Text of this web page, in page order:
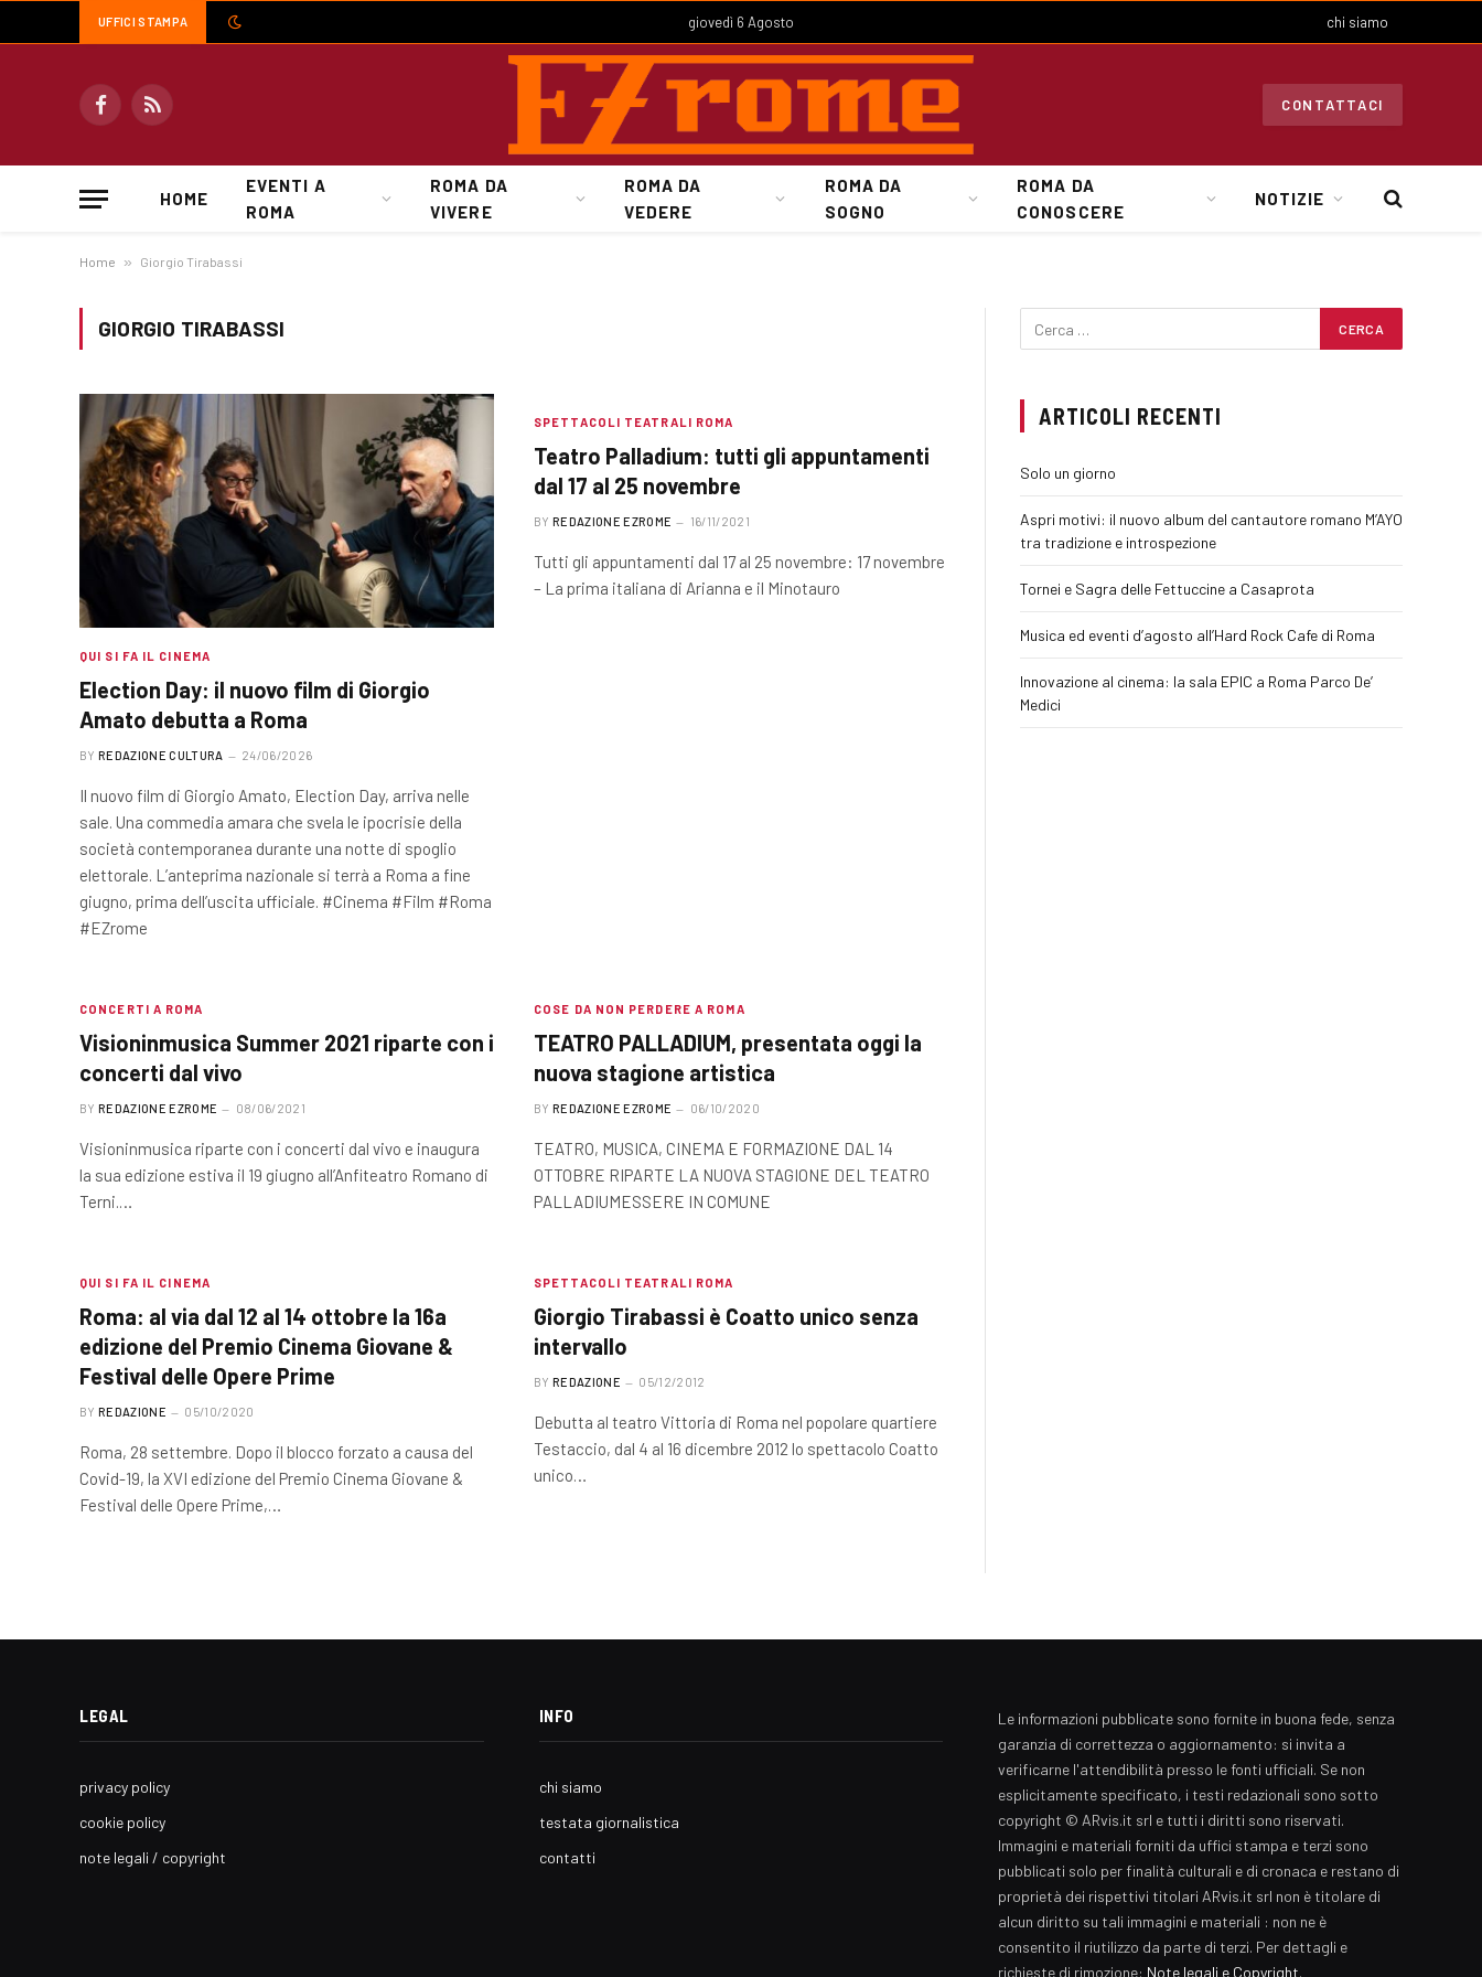
UFFICI STAMPA giovedì 6 Agosto chi siamo
FacebookRSS
CONTATTACI
HOME
EVENTI A
ROMA
ROMA DA
VIVERE
ROMA DA
VEDERE
ROMA DA
SOGNO
ROMA DA
CONOSCERE
NOTIZIE
Home » Giorgio Tirabassi
GIORGIO TIRABASSI
QUI SI FA IL CINEMA
Election Day: il nuovo film di Giorgio
Amato debutta a Roma
BY REDAZIONE CULTURA 24/06/2026
Il nuovo film di Giorgio Amato, Election Day, arriva nelle
sale. Una commedia amara che svela le ipocrisie della
società contemporanea durante una notte di spoglio
elettorale. L’anteprima nazionale si terrà a Roma a fine
giugno, prima dell’uscita ufficiale. #Cinema #Film #Roma
#EZrome
SPETTACOLI TEATRALI ROMA
Teatro Palladium: tutti gli appuntamenti
dal 17 al 25 novembre
BY REDAZIONE EZROME 16/11/2021
Tutti gli appuntamenti dal 17 al 25 novembre: 17 novembre
– La prima italiana di Arianna e il Minotauro
CONCERTI A ROMA
Visioninmusica Summer 2021 riparte con i
concerti dal vivo
BY REDAZIONE EZROME 08/06/2021
Visioninmusica riparte con i concerti dal vivo e inaugura
la sua edizione estiva il 19 giugno all’Anfiteatro Romano di
Terni.…
COSE DA NON PERDERE A ROMA
TEATRO PALLADIUM, presentata oggi la
nuova stagione artistica
BY REDAZIONE EZROME 06/10/2020
TEATRO, MUSICA, CINEMA E FORMAZIONE DAL 14
OTTOBRE RIPARTE LA NUOVA STAGIONE DEL TEATRO
PALLADIUMESSERE IN COMUNE
QUI SI FA IL CINEMA
Roma: al via dal 12 al 14 ottobre la 16a
edizione del Premio Cinema Giovane &
Festival delle Opere Prime
BY REDAZIONE 05/10/2020
Roma, 28 settembre. Dopo il blocco forzato a causa del
Covid-19, la XVI edizione del Premio Cinema Giovane &
Festival delle Opere Prime,…
SPETTACOLI TEATRALI ROMA
Giorgio Tirabassi è Coatto unico senza
intervallo
BY REDAZIONE 05/12/2012
Debutta al teatro Vittoria di Roma nel popolare quartiere
Testaccio, dal 4 al 16 dicembre 2012 lo spettacolo Coatto
unico…
ARTICOLI RECENTI
Solo un giorno
Aspri motivi: il nuovo album del cantautore romano M’AYO
tra tradizione e introspezione
Tornei e Sagra delle Fettuccine a Casaprota
Musica ed eventi d’agosto all’Hard Rock Cafe di Roma
Innovazione al cinema: la sala EPIC a Roma Parco De’
Medici
LEGAL
privacy policy
cookie policy
note legali / copyright
INFO
chi siamo
testata giornalistica
contatti
Le informazioni pubblicate sono fornite in buona fede, senza
garanzia di correttezza o aggiornamento: si invita a
verificarne l'attendibilità presso le fonti ufficiali. Se non
esplicitamente specificato, i testi redazionali sono sotto
copyright © ARvis.it srl e tutti i diritti sono riservati.
Immagini e materiali forniti da uffici stampa e terzi sono
pubblicati solo per finalità culturali e di cronaca e restano di
proprietà dei rispettivi titolari ARvis.it srl non è titolare di
alcun diritto su tali immagini e materiali : non ne è
consentito il riutilizzo da parte di terzi. Per dettagli e
richieste di rimozione: Note legali e Copyright.